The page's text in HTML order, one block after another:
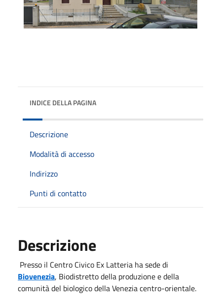
INDICE DELLA PAGINA
Descrizione
Modalità di accesso
Indirizzo
Punti di contatto
Descrizione
Presso il Centro Civico Ex Latteria ha sede di
Biovenezia, Biodistretto della produzione e della
comunità del biologico della Venezia centro-orientale.